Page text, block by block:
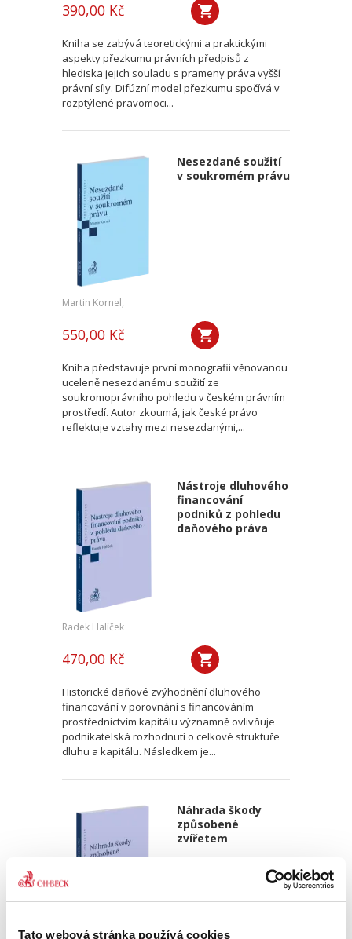
Tato webová stránka používá cookies
390,00 Kč
Kniha se zabývá teoretickými a praktickými
aspekty přezkumu právních předpisů z
hlediska jejich souladu s prameny práva vyšší
právní síly. Difúzní model přezkumu spočívá v
rozptýlené pravomoci...
Nesezdané soužití
v soukromém právu
Martin Kornel,
550,00 Kč
Kniha představuje první monografii věnovanou
uceleně nesezdanému soužití ze
soukromoprávního pohledu v českém právním
prostředí. Autor zkoumá, jak české právo
reflektuje vztahy mezi nesezdanými,...
Nástroje dluhového
financování
podniků z pohledu
daňového práva
Radek Halíček
470,00 Kč
Historické daňové zvýhodnění dluhového
financování v porovnání s financováním
prostřednictvím kapitálu významně ovlivňuje
podnikatelská rozhodnutí o celkové struktuře
dluhu a kapitálu. Následkem je...
Náhrada škody
způsobené
zvířetem